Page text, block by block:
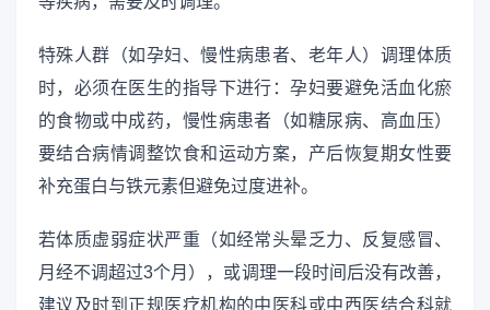
特殊人群（如孕妇、慢性病患者、老年人）调理体质
时，必须在医生的指导下进行：孕妇要避免活血化瘀
的食物或中成药，慢性病患者（如糖尿病、高血压）
要结合病情调整饮食和运动方案，产后恢复期女性要
补充蛋白与铁元素但避免过度进补。
若体质虚弱症状严重（如经常头晕乏力、反复感冒、
月经不调超过3个月），或调理一段时间后没有改善，
建议及时到正规医疗机构的中医科或中西医结合科就